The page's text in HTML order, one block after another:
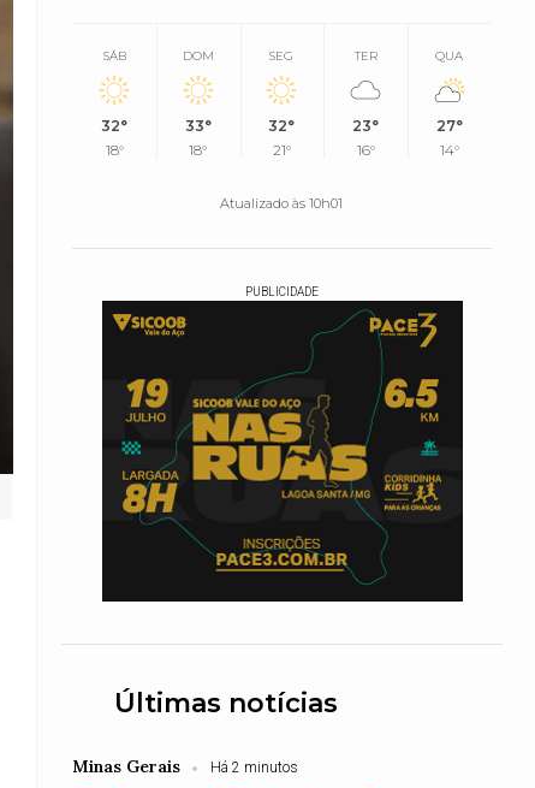
SÁB
32°
18°
DOM
33°
18°
SEG
32°
21°
TER
23°
16°
QUA
27°
14°
Atualizado às 10h01
PUBLICIDADE
Últimas notícias
Minas Gerais Há 2 minutos